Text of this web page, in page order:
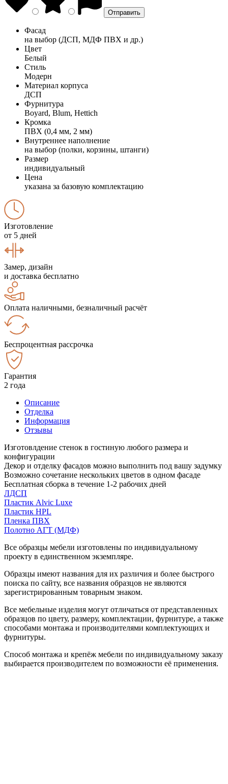
Фасад
на выбор (ДСП, МДФ ПВХ и др.)
Цвет
Белый
Стиль
Модерн
Материал корпуса
ДСП
Фурнитура
Boyard, Blum, Hettich
Кромка
ПВХ (0,4 мм, 2 мм)
Внутреннее наполнение
на выбор (полки, корзины, штанги)
Размер
индивидуальный
Цена
указана за базовую комплектацию
Изготовление
от 5 дней
Замер, дизайн
и доставка бесплатно
Оплата наличными, безналичный расчёт
Беспроцентная рассрочка
Гарантия
2 года
Описание
Отделка
Информация
Отзывы
Изготовлдение стенок в гостиную любого размера и
конфигурации
Декор и отделку фасадов можно выполнить под вашу задумку
Возможно сочетание нескольких цветов в одном фасаде
Бесплатная сборка в течение 1-2 рабочих дней
ЛДСП
Пластик Alvic Luxe
Пластик HPL
Пленка ПВХ
Полотно АГТ (МДФ)
Все образцы мебели изготовлены по индивидуальному
проекту в единственном экземпляре.
Образцы имеют названия для их различия и более быстрого
поиска по сайту, все названия образцов не являются
зарегистрированным товарным знаком.
Все мебельные изделия могут отличаться от представленных
образцов по цвету, размеру, комплектации, фурнитуре, а также
способами монтажа и производителями комплектующих и
фурнитуры.
Способ монтажа и крепёж мебели по индивидуальному заказу
выбирается производителем по возможности её применения.